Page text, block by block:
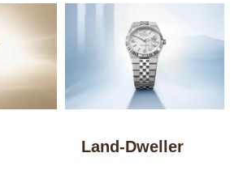
Land-Dweller